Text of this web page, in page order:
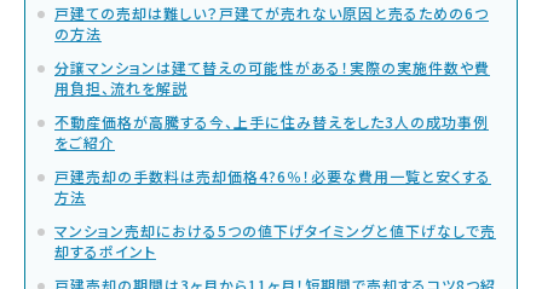
戸建ての売却は難しい？戸建てが売れない原因と売るための6つ
の方法
分譲マンションは建て替えの可能性がある！実際の実施件数や費
用負担、流れを解説
不動産価格が高騰する今、上手に住み替えをした3人の成功事例
をご紹介
戸建売却の手数料は売却価格4?6％！必要な費用一覧と安くする
方法
マンション売却における5つの値下げタイミングと値下げなしで売
却するポイント
戸建売却の期間は3ヶ月から11ヶ月！短期間で売却するコツ8つ紹